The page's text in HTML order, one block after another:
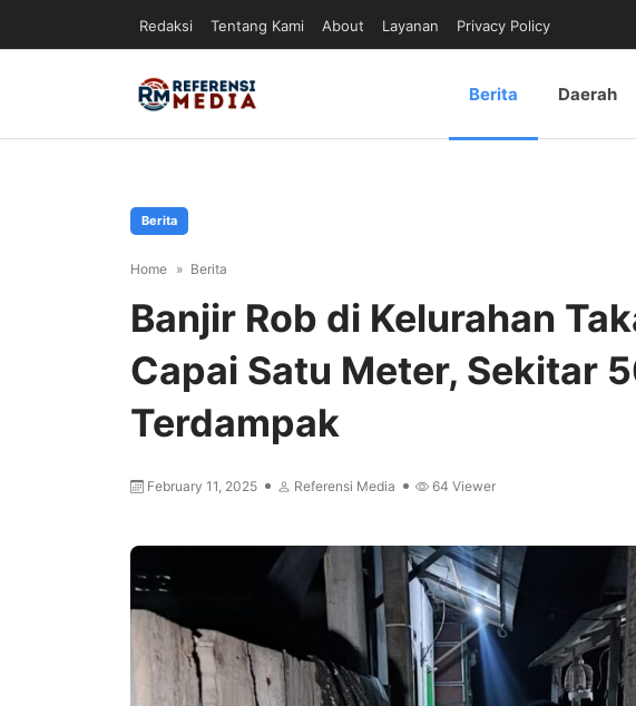
Redaksi Tentang Kami About Layanan Privacy Policy
Berita Daerah
Berita
Home Berita
Banjir Rob di Kelurahan
Capai Satu Meter, Sekitar
Terdampak
February 11, 2025 Referensi Media 64 Viewer